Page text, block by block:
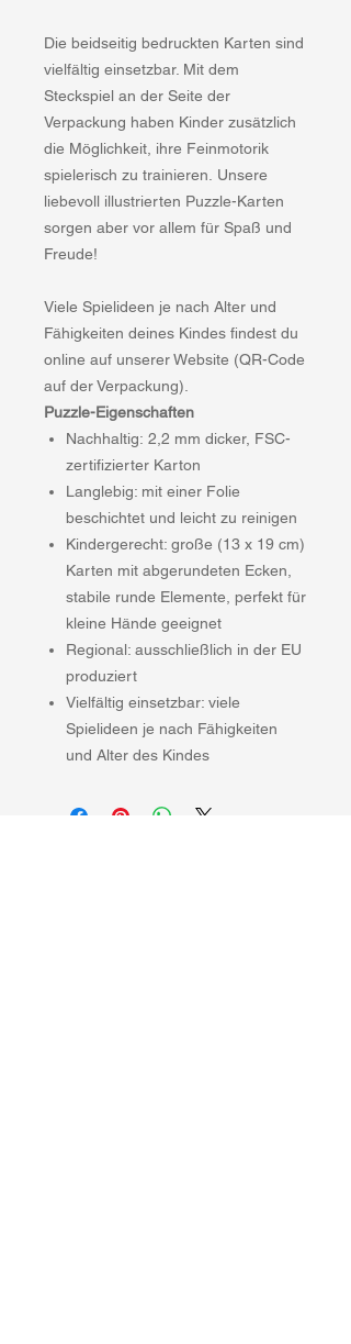
Die beidseitig bedruckten Karten sind
vielfältig einsetzbar. Mit dem
Steckspiel an der Seite der
Verpackung haben Kinder zusätzlich
die Möglichkeit, ihre Feinmotorik
spielerisch zu trainieren. Unsere
liebevoll illustrierten Puzzle-Karten
sorgen aber vor allem für Spaß und
Freude!
Viele Spielideen je nach Alter und
Fähigkeiten deines Kindes findest du
online auf unserer Website (QR-Code
auf der Verpackung).
Puzzle-Eigenschaften
Nachhaltig: 2,2 mm dicker, FSC-
zertifizierter Karton
Langlebig: mit einer Folie
beschichtet und leicht zu reinigen
Kindergerecht: große (13 x 19 cm)
Karten mit abgerundeten Ecken,
stabile runde Elemente, perfekt für
kleine Hände geeignet
Regional: ausschließlich in der EU
produziert
Vielfältig einsetzbar: viele
Spielideen je nach Fähigkeiten
und Alter des Kindes